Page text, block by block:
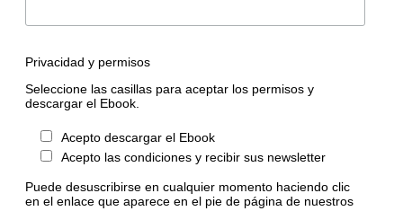
Privacidad y permisos
Seleccione las casillas para aceptar los permisos y
descargar el Ebook.
Acepto descargar el Ebook
Acepto las condiciones y recibir sus newsletter
Puede desuscribirse en cualquier momento haciendo clic
en el enlace que aparece en el pie de página de nuestros